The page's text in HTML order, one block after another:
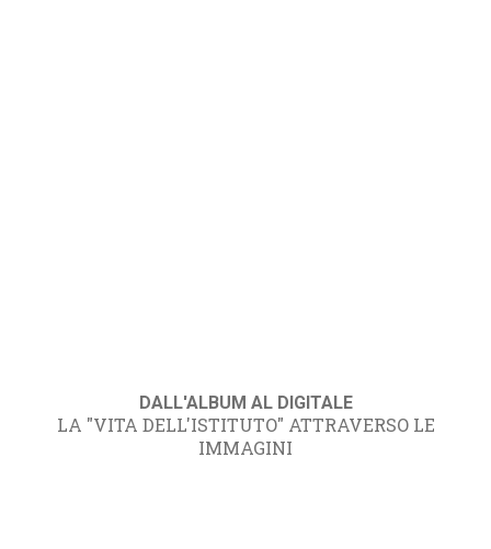
DALL'ALBUM AL DIGITALE
LA "VITA DELL'ISTITUTO" ATTRAVERSO LE
IMMAGINI